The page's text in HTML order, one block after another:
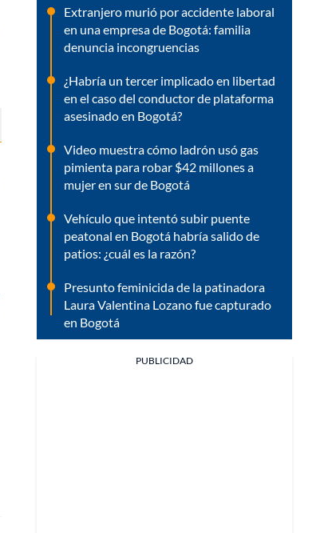
Extranjero murió por accidente laboral
en una empresa de Bogotá: familia
denuncia incongruencias
¿Habría un tercer implicado en libertad
en el caso del conductor de plataforma
asesinado en Bogotá?
Video muestra cómo ladrón usó gas
pimienta para robar $42 millones a
mujer en sur de Bogotá
Vehículo que intentó subir puente
peatonal en Bogotá habría salido de
patios: ¿cuál es la razón?
Presunto feminicida de la patinadora
Laura Valentina Lozano fue capturado
en Bogotá
PUBLICIDAD